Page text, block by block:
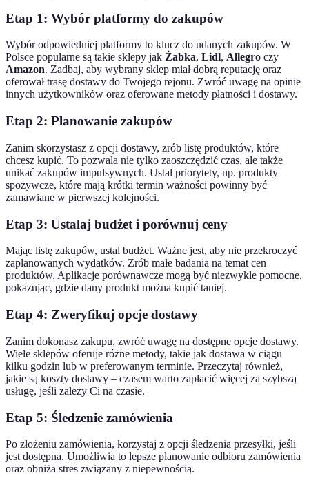
Etap 1: Wybór platformy do zakupów
Wybór odpowiedniej platformy to klucz do udanych zakupów. W
Polsce popularne są takie sklepy jak Żabka, Lidl, Allegro czy
Amazon. Zadbaj, aby wybrany sklep miał dobrą reputację oraz
oferował trasę dostawy do Twojego rejonu. Zwróć uwagę na opinie
innych użytkowników oraz oferowane metody płatności i dostawy.
Etap 2: Planowanie zakupów
Zanim skorzystasz z opcji dostawy, zrób listę produktów, które
chcesz kupić. To pozwala nie tylko zaoszczędzić czas, ale także
unikać zakupów impulsywnych. Ustal priorytety, np. produkty
spożywcze, które mają krótki termin ważności powinny być
zamawiane w pierwszej kolejności.
Etap 3: Ustalaj budżet i porównuj ceny
Mając listę zakupów, ustal budżet. Ważne jest, aby nie przekroczyć
zaplanowanych wydatków. Zrób małe badania na temat cen
produktów. Aplikacje porównawcze mogą być niezwykle pomocne,
pokazując, gdzie dany produkt można kupić taniej.
Etap 4: Zweryfikuj opcje dostawy
Zanim dokonasz zakupu, zwróć uwagę na dostępne opcje dostawy.
Wiele sklepów oferuje różne metody, takie jak dostawa w ciągu
kilku godzin lub w preferowanym terminie. Przeczytaj również,
jakie są koszty dostawy – czasem warto zapłacić więcej za szybszą
usługę, jeśli zależy Ci na czasie.
Etap 5: Śledzenie zamówienia
Po złożeniu zamówienia, korzystaj z opcji śledzenia przesyłki, jeśli
jest dostępna. Umożliwia to lepsze planowanie odbioru zamówienia
oraz obniża stres związany z niepewnością.